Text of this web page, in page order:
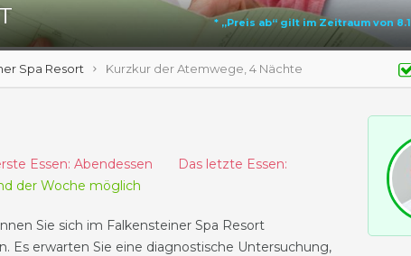
* „Preis ab“ gilt im Zeitraum von
Spa Resort Kurzkur der Atemwege, 4 Nächte
Essen: Abendessen Das letzte Essen:
der Woche möglich
Sie sich im Falkensteiner Spa Resort
Es erwarten Sie eine diagnostische Untersuchung,